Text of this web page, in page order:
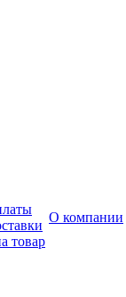
товар
О компании